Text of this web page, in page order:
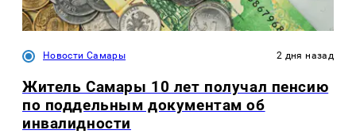
Новости Самары 2 дня назад
Житель Самары 10 лет получал пенсию
по поддельным документам об
инвалидности